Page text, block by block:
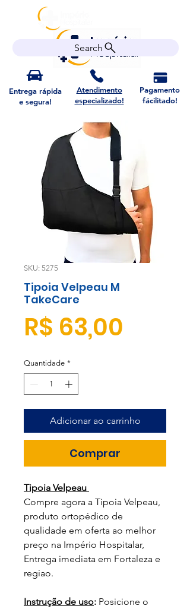
Search
Entrega rápida
e segura!
Atendimento
especializado!
Pagamento
fácilitado!
SKU: 5275
Tipoia Velpeau M
TakeCare
R$ 63,00
Quantidade *
Adicionar ao carrinho
Comprar
Tipoia Velpeau
Compre agora a Tipoia Velpeau,
produto ortopédico de
qualidade em oferta ao melhor
preço na Império Hospitalar,
Entrega imediata em Fortaleza e
regiao.
Instrução de uso: Posicione o